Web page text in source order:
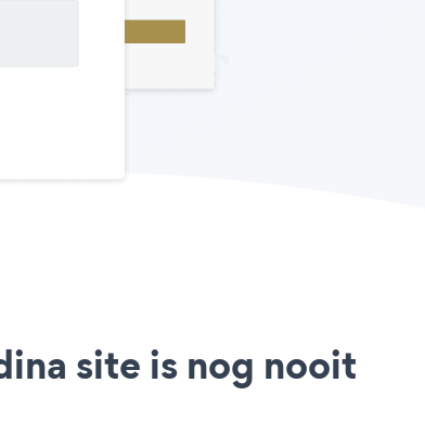
site is nog nooit